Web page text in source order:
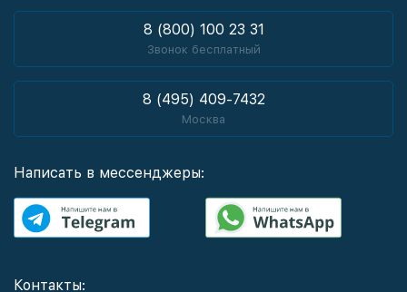
8 (800) 100 23 31
Звонок бесплатный
8 (495) 409-7432
Москва
Написать в мессенджеры:
Контакты: